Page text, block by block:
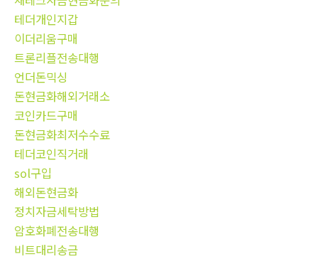
테더개인지갑
이더리움구매
트론리플전송대행
언더돈믹싱
돈현금화해외거래소
코인카드구매
돈현금화최저수수료
테더코인직거래
sol구입
해외돈현금화
정치자금세탁방법
암호화폐전송대행
비트대리송금